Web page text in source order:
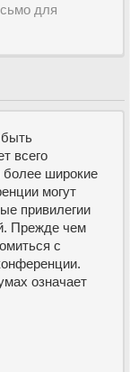
для
всего
более широкие
могут
привилегии
Прежде чем
с
означает